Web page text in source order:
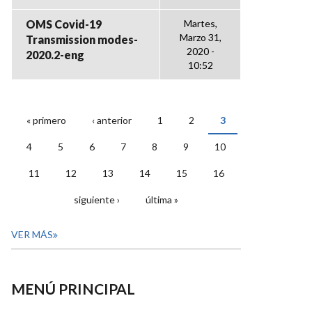
OMS Covid-19
Transmission modes-
2020.2-eng
Martes,
Marzo 31,
2020 -
10:52
PÁGINAS
« primero ‹ anterior 1 2 3
4 5 6 7 8 9 10
11 12 13 14 15 16
siguiente › última »
VER MÁS
MENÚ PRINCIPAL